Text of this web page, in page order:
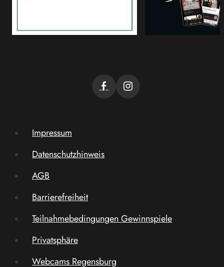
Impressum
Datenschutzhinweis
AGB
Barrierefreiheit
Teilnahmebedingungen Gewinnspiele
Privatsphäre
Webcams Regensburg